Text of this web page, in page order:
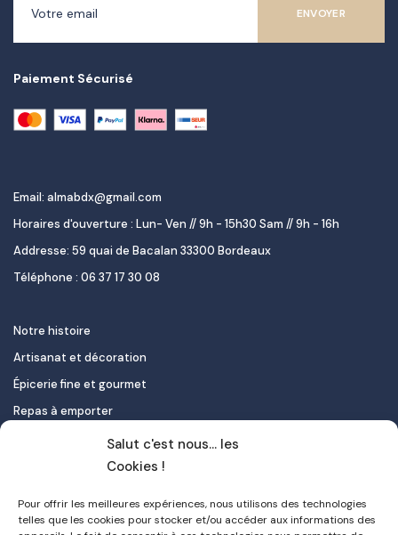
Salut c'est nous... les
Cookies !
Pour offrir les meilleures expériences, nous utilisons des technologies
telles que les cookies pour stocker et/ou accéder aux informations des
Paiement Sécurisé
Email: almabdx@gmail.com
Horaires d'ouverture : Lun- Ven // 9h - 15h30 Sam // 9h - 16h
Addresse: 59 quai de Bacalan 33300 Bordeaux
Téléphone : 06 37 17 30 08
Notre histoire
Artisanat et décoration
Épicerie fine et gourmet
Repas à emporter
Le pastel de nata
Contact